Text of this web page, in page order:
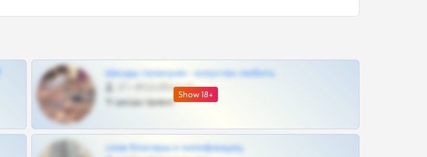
Show 18+
Шкоды телеграм - искуство любить
@SZu3ll3sCatt_bot
Тг шкоды приват
слив блогерш и онлифанщиц